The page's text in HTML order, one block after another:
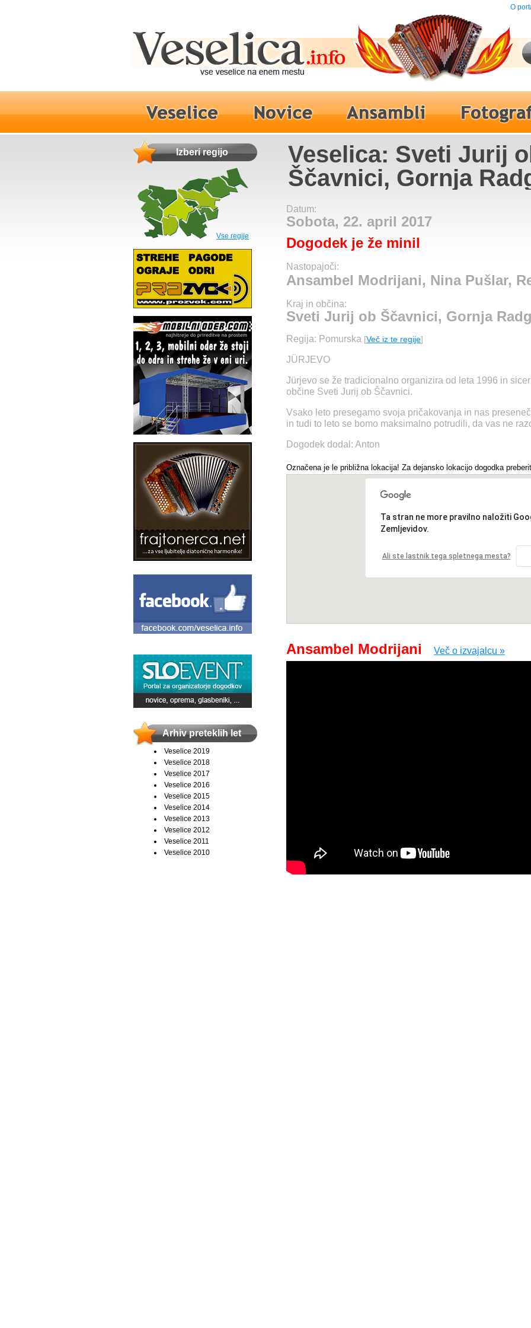
O
Izberi regijo
Vse regije
Arhiv preteklih let
Veselice 2019
Veselice 2018
Veselice 2017
Veselice 2016
Veselice 2015
Veselice 2014
Veselice 2013
Veselice 2012
Veselice 2011
Veselice 2010
Veselica: Sveti Jurij
Ščavnici, Gornja
Ansambel Modrijani,
Pušlar, Recesija Band
Datum:
Sobota, 22. april 2017
Dogodek je že minil
Nastopajoči:
Ansambel Modrijani, Nina Pušlar,
Kraj in občina:
Sveti Jurij ob Ščavnici, Gornja
Regija: Pomurska [Več iz te regije]
JÜRJEVO
Jürjevo se že tradicionalno organizira od leta 1996 in
občine Sveti Jurij ob Ščavnici.
Vsako leto presegamo svoja pričakovanja in nas
in tudi to leto se bomo maksimalno potrudili, da vas ne
Dogodek dodal: Anton
Označena je le približna lokacija! Za dejansko lokacijo dogodka
Ta stran ne more pravilno naložiti
Zemljevidov.
Ali ste lastnik tega spletnega mesta?
Ansambel Modrijani Več o izvajalcu »